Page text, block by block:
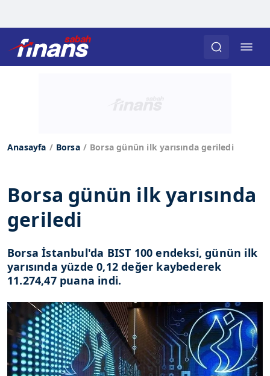
Anasayfa Borsa Borsa günün ilk yarısında geriledi
Borsa günün ilk yarısında
geriledi
Borsa İstanbul'da BIST 100 endeksi, günün ilk
yarısında yüzde 0,12 değer kaybederek
11.274,47 puana indi.